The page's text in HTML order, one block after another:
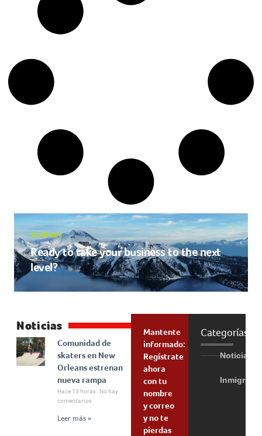
YOUR ADS
Ready to take your business to the next
level?
Noticias
Comunidad de
skaters en New
Orleans estrenan
nueva rampa
Hace 13 horas
No hay
comentarios
Leer más »
Mantente
informado:
Regístrate
ahora
con tu
nombre
y correo
y no te
pierdas
Categorías
Noticias